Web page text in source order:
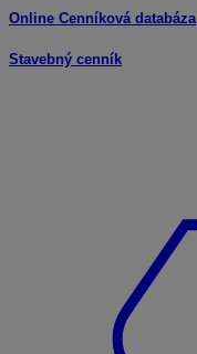
Online Cenníková databáza
Stavebný cenník